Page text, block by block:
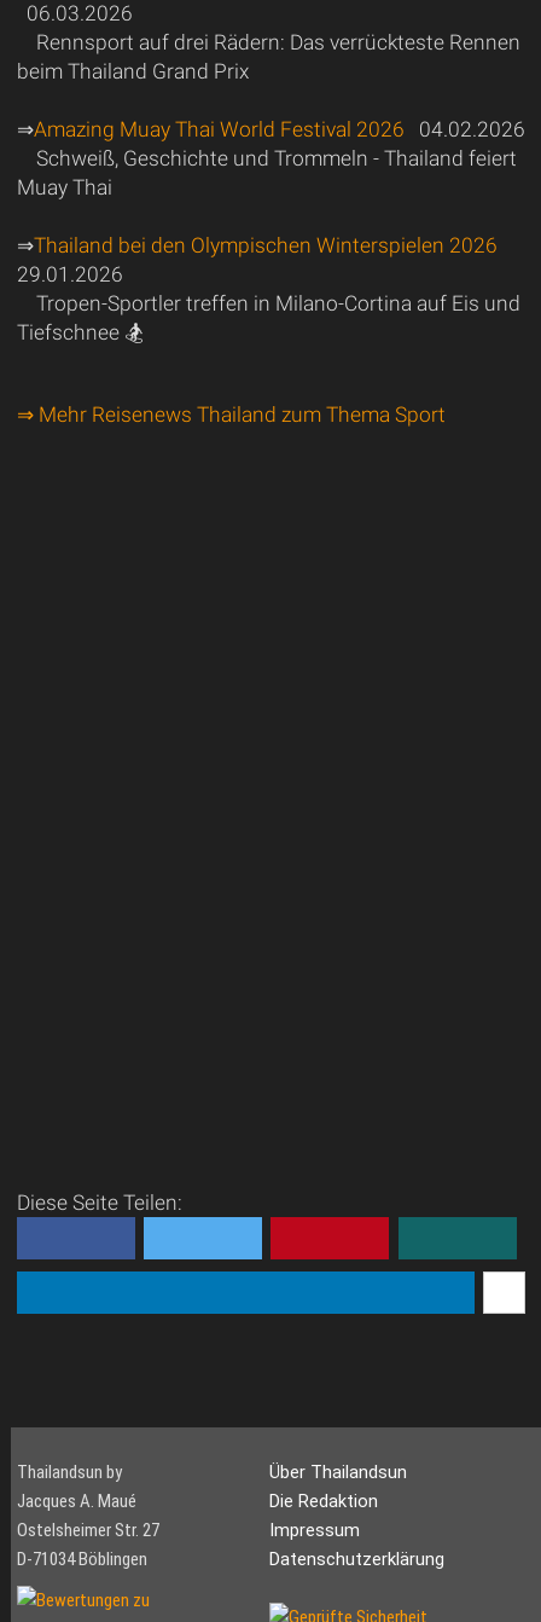
06.03.2026
Rennsport auf drei Rädern: Das verrückteste Rennen
beim Thailand Grand Prix
⇒Amazing Muay Thai World Festival 2026 04.02.2026
Schweiß, Geschichte und Trommeln - Thailand feiert
Muay Thai
⇒Thailand bei den Olympischen Winterspielen 2026
29.01.2026
Tropen-Sportler treffen in Milano-Cortina auf Eis und
Tiefschnee 🏂
⇒ Mehr Reisenews Thailand zum Thema Sport
Diese Seite Teilen:
Thailandsun by
Jacques A. Maué
Ostelsheimer Str. 27
D-71034 Böblingen
Über Thailandsun
Die Redaktion
Impressum
Datenschutzerklärung